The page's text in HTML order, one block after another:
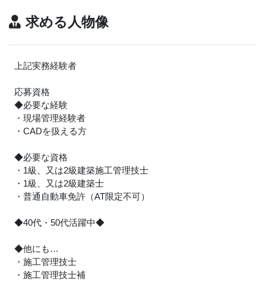
求める人物像
上記実務経験者
応募資格
◆必要な経験
・現場管理経験者
・CADを扱える方
◆必要な資格
・1級、又は2級建築施工管理技士
・1級、又は2級建築士
・普通自動車免許（AT限定不可）
◆40代・50代活躍中◆
◆他にも…
・施工管理技士
・施工管理技士補